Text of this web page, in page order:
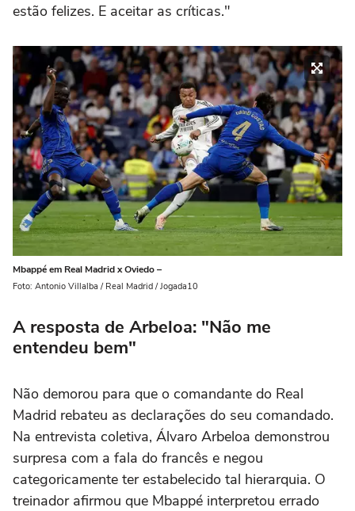
estão felizes. E aceitar as críticas."
Mbappé em Real Madrid x Oviedo –
Foto: Antonio Villalba / Real Madrid / Jogada10
A resposta de Arbeloa: "Não me
entendeu bem"
Não demorou para que o comandante do Real
Madrid rebateu as declarações do seu comandado.
Na entrevista coletiva, Álvaro Arbeloa demonstrou
surpresa com a fala do francês e negou
categoricamente ter estabelecido tal hierarquia. O
treinador afirmou que Mbappé interpretou errado